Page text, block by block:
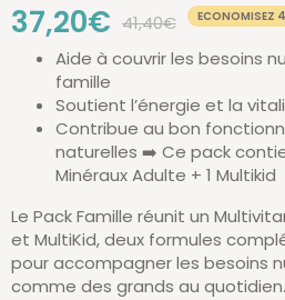
Prix
de
vente
37,20€ Prix
normal
41,40€ ECONOMISEZ
Aide à couvrir les besoins
famille
Soutient l’énergie et la
Contribue au bon
naturelles ➡️ Ce pack
Minéraux Adulte + 1 Multikid
Le Pack Famille réunit un
et MultiKid, deux formules
pour accompagner les besoins
comme des grands au quotidien.